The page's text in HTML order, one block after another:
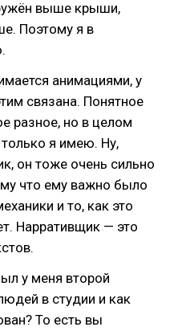
выше крыши,
Поэтому я в
анимациями, у
связана. Понятное
разное, но в целом
я имею. Ну,
он тоже очень сильно
что ему важно было
и то, как это
Нарративщик — это
у меня второй
в студии и как
То есть вы